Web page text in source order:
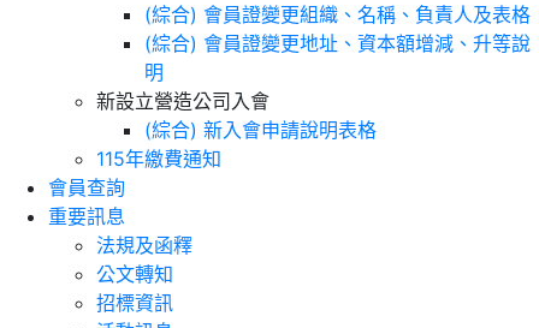
(綜合) 會員證變更組織、名稱、負責人及表格
(綜合) 會員證變更地址、資本額增減、升等說
明
新設立營造公司入會
(綜合) 新入會申請說明表格
115年繳費通知
會員查詢
重要訊息
法規及函釋
公文轉知
招標資訊